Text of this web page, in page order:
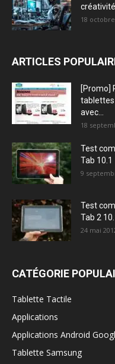
créativité
18
ARTICLES
[Promo]
tablettes
avec...
18
Test
Tab 10.1
9
Test
Tab 2
24 mai
CATÉGORIE
Tablette Tactile
Applications
Applications Android
Tablette Samsung